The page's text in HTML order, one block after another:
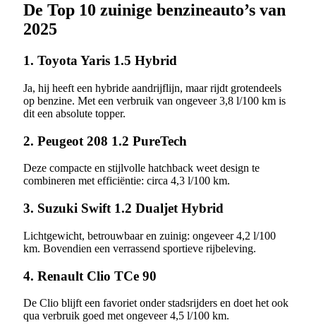
De Top 10 zuinige benzineauto’s van
2025
1. Toyota Yaris 1.5 Hybrid
Ja, hij heeft een hybride aandrijflijn, maar rijdt grotendeels
op benzine. Met een verbruik van ongeveer 3,8 l/100 km is
dit een absolute topper.
2. Peugeot 208 1.2 PureTech
Deze compacte en stijlvolle hatchback weet design te
combineren met efficiëntie: circa 4,3 l/100 km.
3. Suzuki Swift 1.2 Dualjet Hybrid
Lichtgewicht, betrouwbaar en zuinig: ongeveer 4,2 l/100
km. Bovendien een verrassend sportieve rijbeleving.
4. Renault Clio TCe 90
De Clio blijft een favoriet onder stadsrijders en doet het ook
qua verbruik goed met ongeveer 4,5 l/100 km.